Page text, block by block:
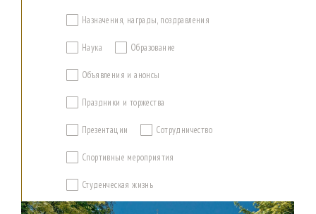
Назначения, награды, поздравления
Наука Образование
Объявления и анонсы
Праздники и торжества
Презентации Сотрудничество
Спортивные мероприятия
Студенческая жизнь